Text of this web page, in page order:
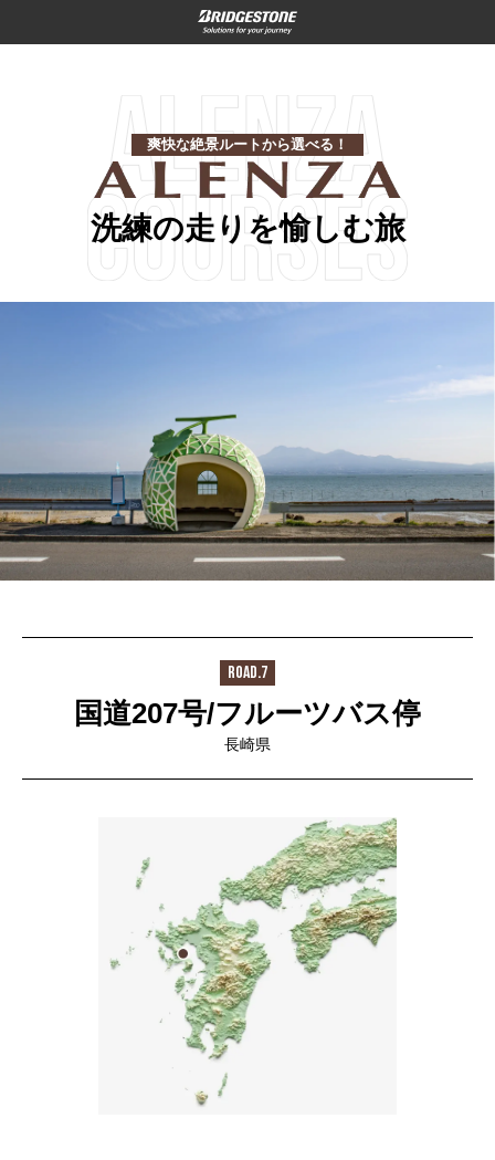
爽快な絶景ルートから選べる！
洗練の走りを愉しむ旅
ROAD.7
国道207号/フルーツバス停
長崎県